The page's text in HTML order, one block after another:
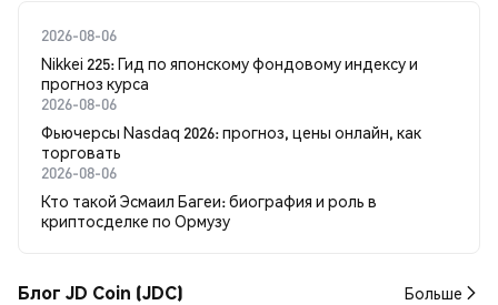
2026-08-06
Nikkei 225: Гид по японскому фондовому индексу и
прогноз курса
2026-08-06
Фьючерсы Nasdaq 2026: прогноз, цены онлайн, как
торговать
2026-08-06
Кто такой Эсмаил Багеи: биография и роль в
криптосделке по Ормузу
Блог JD Coin (JDC) Больше